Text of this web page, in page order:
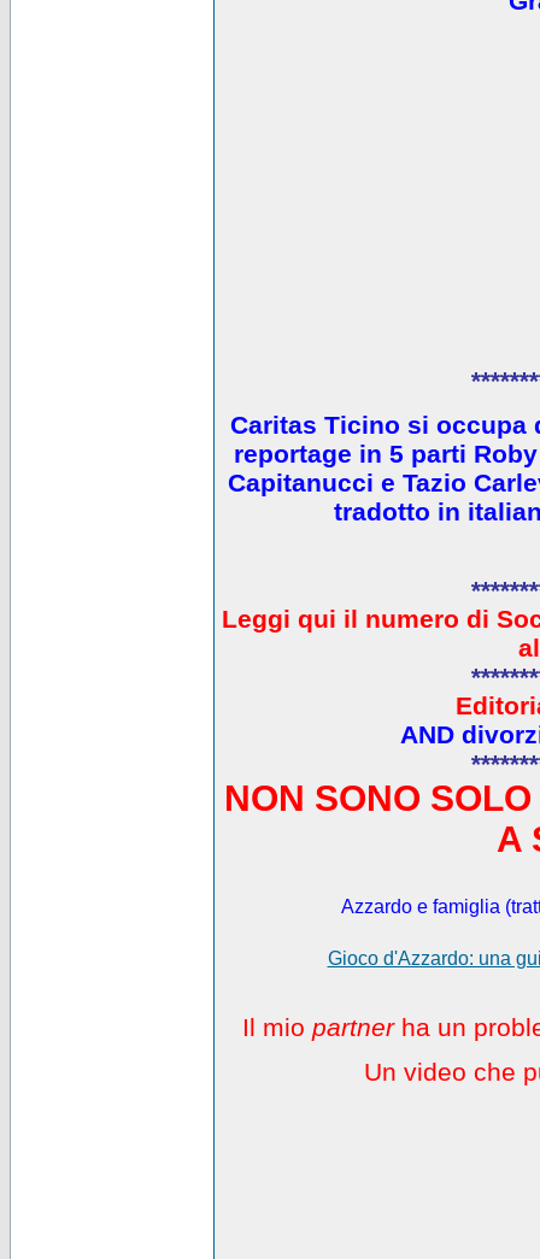
Caritas Ticino si occupa
reportage in 5 parti
Capitanucci e Tazio
tradotto in
Leggi qui il numero di
AND
NON SONO
A
Azzardo e famiglia
Gioco d'Azzardo: una
Il mio partnerha un
Un video che